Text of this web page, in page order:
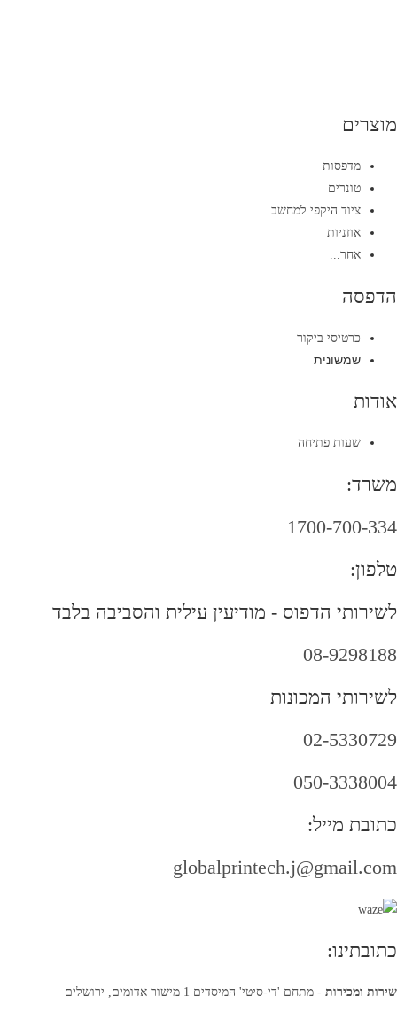
מוצרים
מדפסות
טונרים
ציוד היקפי למחשב
אוזניות
אחר...
הדפסה
כרטיסי ביקור
שמשונית
אודות
שעות פתיחה
משרד:
1700-700-334
טלפון:
לשירותי הדפוס - מודיעין עילית והסביבה בלבד
08-9298188
לשירותי המכונות
02-5330729
050-3338004
כתובת מייל:
globalprintech.j@gmail.com
כתובתינו:
שירות ומכירות - מתחם 'די-סיטי' המיסדים 1 מישור אדומים, ירושלים